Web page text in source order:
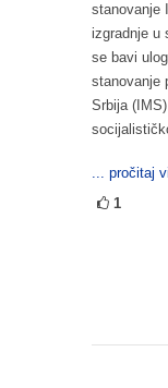
stanovanje
izgradnje u
se bavi
stanovanje
Srbija
... pročitaj
1